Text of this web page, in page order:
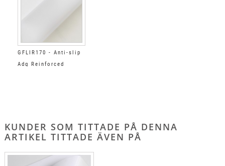
GFLIR170 - Anti-slip
Adg Reinforced
KUNDER SOM TITTADE PÅ DENNA
ARTIKEL TITTADE ÄVEN PÅ